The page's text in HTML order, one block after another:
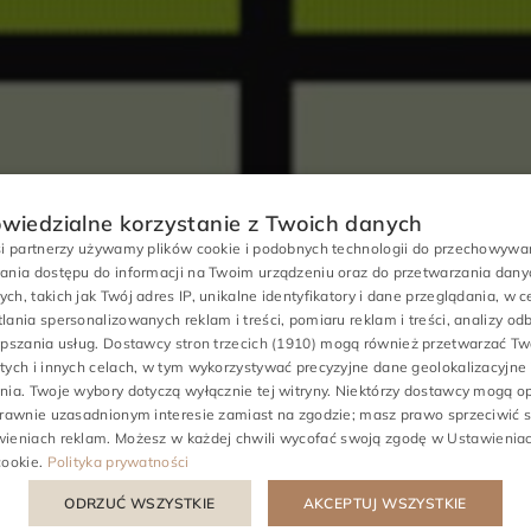
Spa -
korzystanie z Twoich danych
partnerzy używamy plików cookie i podobnych technologii do
dostępu do informacji na Twoim urządzeniu oraz do przetwarzania
takich jak Twój adres IP, unikalne identyfikatory i dane przeglądania, w
spersonalizowanych reklam i treści, pomiaru reklam i treści, analizy
usług. Dostawcy stron trzecich (1910) mogą również przetwarzać
i innych celach, w tym wykorzystywać precyzyjne dane geolokalizacyjne
Twoje wybory dotyczą wyłącznie tej witryny. Niektórzy dostawcy mogą
uzasadnionym interesie zamiast na zgodzie; masz prawo sprzeciwić
reklam. Możesz w każdej chwili wycofać swoją zgodę w
. Polityka prywatności
AKCEPTUJ WSZYSTKIE
ODRZUĆ WSZYSTKIE